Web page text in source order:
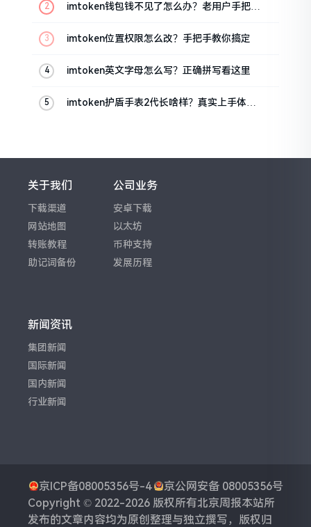
imtoken钱包钱不见了怎么办？老用户手把手
imtoken位置权限怎么改？手把手教你搞定
imtoken英文字母怎么写？正确拼写看这里
imtoken护盾手表2代长啥样？真实上手体验
关于我们
下载渠道
网站地图
转账教程
助记词备份
公司业务
安卓下载
以太坊
币种支持
发展历程
新闻资讯
集团新闻
国际新闻
国内新闻
行业新闻
京ICP备08005356号-4
京公网安备 08005356号
Copyright © 2022-2026 版权所有北京周报本站所
发布的文章内容均为原创整理与独立撰写，版权归